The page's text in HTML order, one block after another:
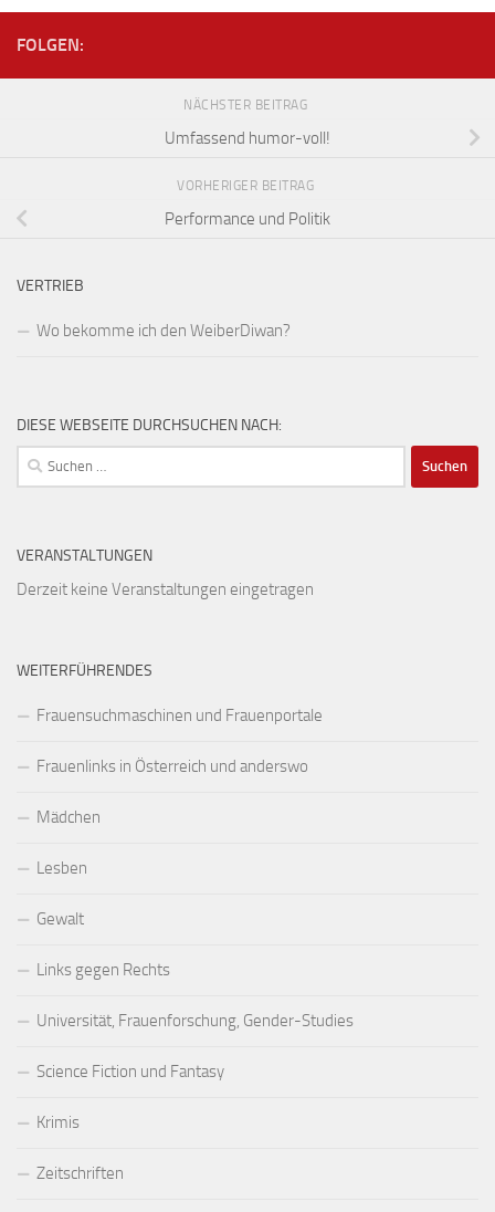
FOLGEN:
NÄCHSTER BEITRAG
Umfassend humor-voll!
VORHERIGER BEITRAG
Performance und Politik
VERTRIEB
Wo bekomme ich den WeiberDiwan?
DIESE WEBSEITE DURCHSUCHEN NACH:
Suchen
nach:
VERANSTALTUNGEN
Derzeit keine Veranstaltungen eingetragen
WEITERFÜHRENDES
Frauensuchmaschinen und Frauenportale
Frauenlinks in Österreich und anderswo
Mädchen
Lesben
Gewalt
Links gegen Rechts
Universität, Frauenforschung, Gender-Studies
Science Fiction und Fantasy
Krimis
Zeitschriften